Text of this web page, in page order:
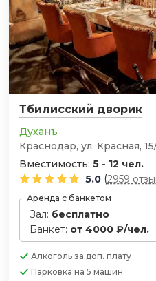
Тбилисский дворик
Духанъ
Краснодар, ул. Красная,
Вместимость: 5 - 12 чел.
5.0 (2959
Аренда с банкетом
Зал: бесплатно
Банкет: от 4000 ₽/чел.
Алкоголь за доп. плату
Парковка на 5 машин